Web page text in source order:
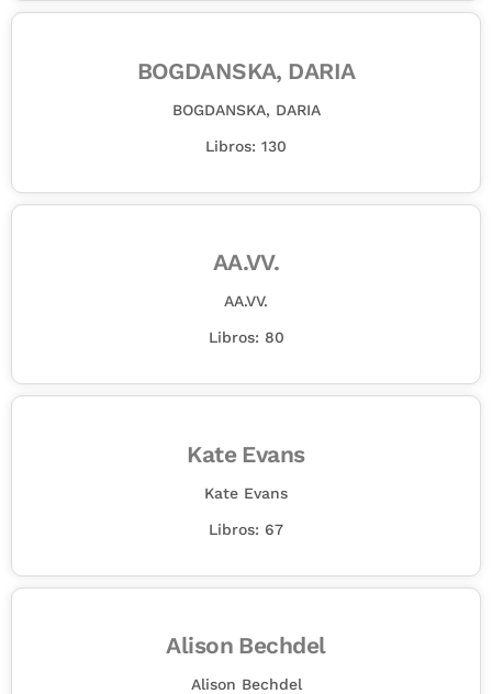
BOGDANSKA, DARIA
BOGDANSKA, DARIA
Libros: 130
AA.VV.
AA.VV.
Libros: 80
Kate Evans
Kate Evans
Libros: 67
Alison Bechdel
Alison Bechdel